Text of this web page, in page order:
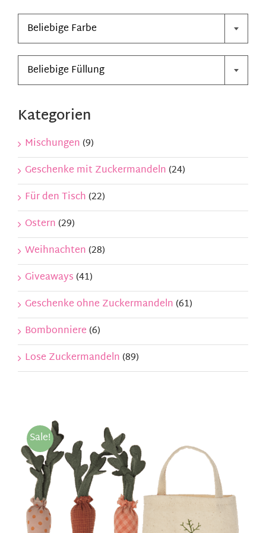
Kontakt
Mein Konto
Warenkorb
Beliebige Farbe

Beliebige Füllung
Kategorien
Mischungen (9)
Geschenke mit Zuckermandeln (24)
Für den Tisch (22)
Ostern (29)
Weihnachten (28)
Giveaways (41)
Geschenke ohne Zuckermandeln (61)
Bombonniere (6)
Lose Zuckermandeln (89)
Sale!